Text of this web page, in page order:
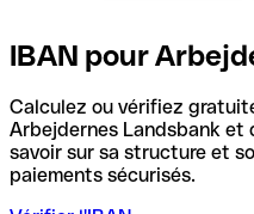
IBAN pour
Calculez ou vérifiez
Arbejdernes Landsbank
savoir sur sa structure et
paiements sécurisés.